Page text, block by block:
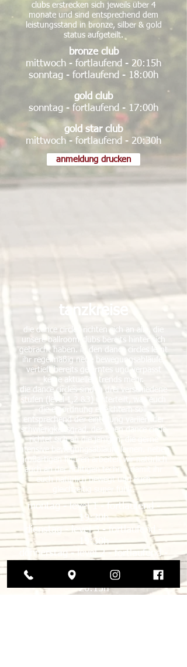
clubs erstrecken sich jeweils über 4
monate und sind entsprechend dem
leistungsstand in bronze, silber & gold
status aufgeteilt.
bronze club
mittwoch - fortlaufend - 20:15h
sonntag - fortlaufend - 18:00h
gold club
sonntag - fortlaufend - 17:00h
gold star club
mittwoch - fortlaufend - 20:30h
anmeldung drucken
tanzkreise
die dance circles richten sich an alle, die
unsere ballroom clubs bereits hinter sich
gebracht haben. in den dance circles lernt
ihr regelmäßig neue bewegungsabläufe,
vertieft bereits gelerntes und verpasst
keine aktuellen trends mehr.
die dance circles sind in drei verschiedene
stufen (level 1,2 &3) unterteilt, was euch
die einordnung erleichtern soll.
entsprechend der einteilung variiert der
schwierigkeitsgrad. der open dance circle
richtet sich an die jenigen, die gerne
intensive bewegungsabläufe lernen. neben
großartigen figuren arbeiten wir natürlich
auch an der richtigen technik damit ihr
euch natürlich bewegt und euch
gleichzeitig super fühlt.
montag - level 1- fortlaufend -
19:30h
dienstag - level 3 - fortlaufend -
19:30h
donnerstag- level 2 - fortlaufend -
freitag - level 3 - fortlaufend -
20:15h